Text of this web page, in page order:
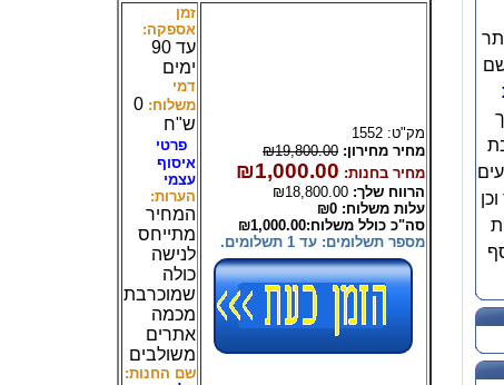
מק"ט: 1552
מחיר מחירון: ₪19,800.00
מחיר בחנות: ₪1,000.00
הרווח שלך: ₪18,800.00
עלות משלוח: ₪0
סה"כ כולל משלוח:₪1,000.00
מספר תשלומים: עד 1 תשלומים.
זמן
אספקה:
עד 90
ימים
דמי
משלוח: 0
ש"ח
פרטי
איסוף
עצמי
הערות:
המחיר
מתייחס
לנישה
כולה
שמוכרבת
מכמה
אתרים
משולבים
שם החנות: